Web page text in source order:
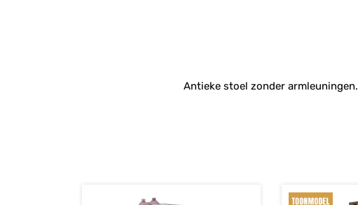
Antieke stoel zonder armleuningen.